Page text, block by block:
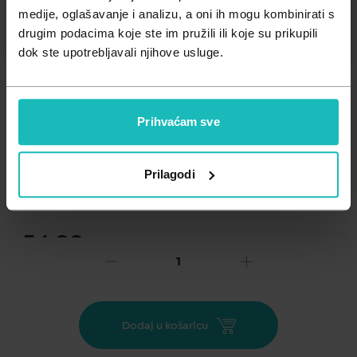
medije, oglašavanje i analizu, a oni ih mogu kombinirati s
drugim podacima koje ste im pružili ili koje su prikupili
dok ste upotrebljavali njihove usluge.
Prihvaćam sve
Prilagodi
Zdravlje muškarca
Zdravlje žene
Minerali
Probiotici i prebiotici
Važna obavijest prema Zakonu o zaštiti potrošača..
54,88
Nuxe Prodigieux® Florale parfemska voda za žene koju
odlikuje miris procvalog cvijeća i proljeća inspirirana je
Dodaj u košaricu